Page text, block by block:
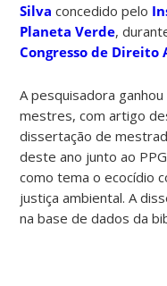
Silvaconcedido pelo
Planeta Verde,
Congresso de Direito
A pesquisadora
mestres, com artigo
dissertação de
deste ano junto ao
como tema o ecocídio
justiça ambiental. A
na base de dados da